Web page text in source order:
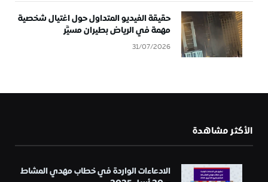
حقيقة الفيديو المتداول حول اغتيال شخصية
مهمة في الرياض بطيران مسيَّر
31/07/2026
الأكثر مشاهدة
الادعاءات الواردة في خطاب مهدي المشاط